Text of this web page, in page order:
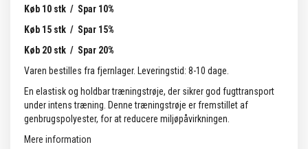
Køb 10 stk / Spar 10%
Køb 15 stk / Spar 15%
Køb 20 stk / Spar 20%
Varen bestilles fra fjernlager. Leveringstid: 8-10 dage.
En elastisk og holdbar træningstrøje, der sikrer god fugttransport
under intens træning. Denne træningstrøje er fremstillet af
genbrugspolyester, for at reducere miljøpåvirkningen.
Mere information